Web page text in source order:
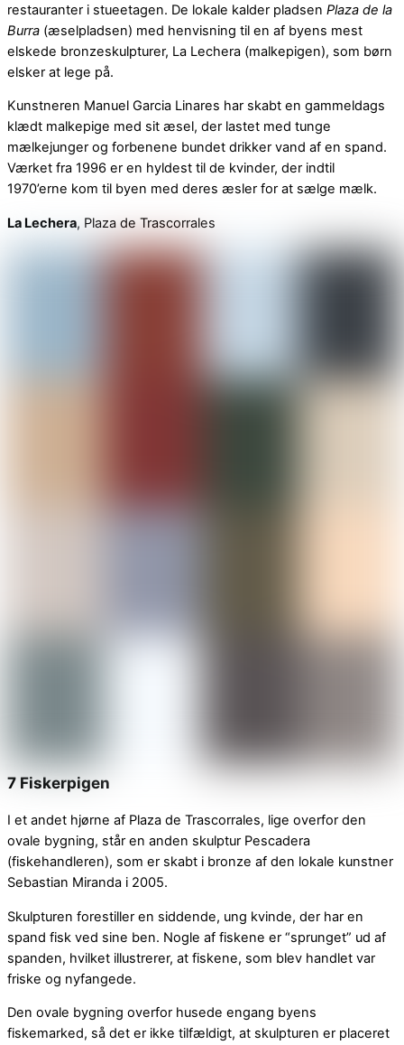
restauranter i stueetagen. De lokale kalder pladsen Plaza de la
Burra (æselpladsen) med henvisning til en af byens mest
elskede bronzeskulpturer, La Lechera (malkepigen), som børn
elsker at lege på.
Kunstneren Manuel Garcia Linares har skabt en gammeldags
klædt malkepige med sit æsel, der lastet med tunge
mælkejunger og forbenene bundet drikker vand af en spand.
Værket fra 1996 er en hyldest til de kvinder, der indtil
1970’erne kom til byen med deres æsler for at sælge mælk.
La Lechera, Plaza de Trascorrales
7 Fiskerpigen
I et andet hjørne af Plaza de Trascorrales, lige overfor den
ovale bygning, står en anden skulptur Pescadera
(fiskehandleren), som er skabt i bronze af den lokale kunstner
Sebastian Miranda i 2005.
Skulpturen forestiller en siddende, ung kvinde, der har en
spand fisk ved sine ben. Nogle af fiskene er “sprunget” ud af
spanden, hvilket illustrerer, at fiskene, som blev handlet var
friske og nyfangede.
Den ovale bygning overfor husede engang byens
fiskemarked, så det er ikke tilfældigt, at skulpturen er placeret